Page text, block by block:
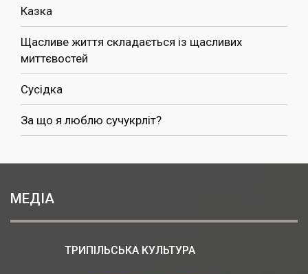
Казка
Щасливе життя складається із щасливих
миттєвостей
Сусідка
За що я люблю сучукрліт?
МЕДІА
ТРИПІЛЬСЬКА КУЛЬТУРА